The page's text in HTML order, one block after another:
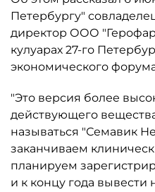
Петербургу"
директор ООО
кулуарах 27-го
экономического
"Это версия более
действующего
называться "Семавик
заканчиваем
планируем
и к концу года вывести